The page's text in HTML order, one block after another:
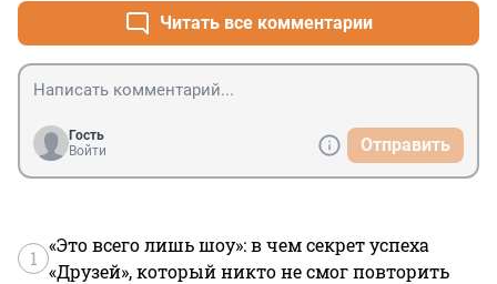
Читать все комментарии
Гость
Войти
Отправить
1
«Это всего лишь шоу»: в чем секрет успеха
«Друзей», который никто не смог повторить